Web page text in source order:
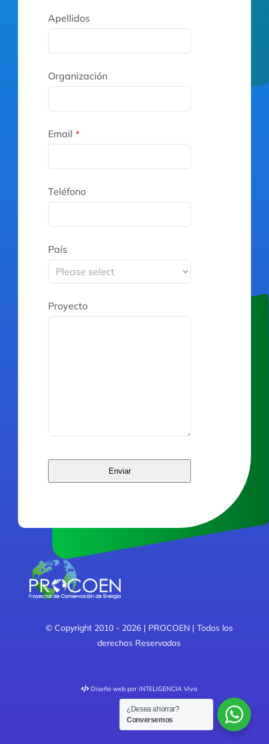
Apellidos
Organización
Email *
Teléfono
País
Proyecto
Enviar
be
left
blank
© Copyright 2010 - 2026 | PROCOEN | Todos los
derechos Reservados
Diseño web por iNTELIGENCIA Viva
¿Desea ahorrar?
Conversemos